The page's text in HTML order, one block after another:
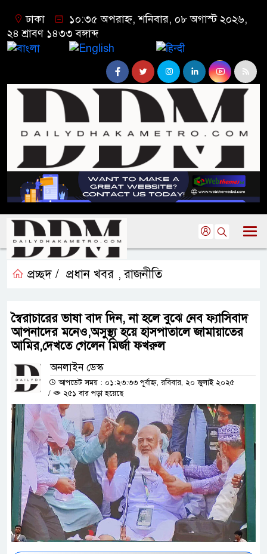
ঢাকা
১০:৩৫ অপরাহ্ন, শনিবার, ০৮ অগাস্ট ২০২৬,
২৪ শ্রাবণ ১৪৩৩ বঙ্গাব্দ
প্রচ্ছদ / প্রধান খবর ,রাজনীতি
স্বৈরাচারের ভাষা বাদ দিন, না হলে বুঝে নেব ফ্যাসিবাদ
আপনাদের মনেও,অসুস্থ্য হয়ে হাসপাতালে জামায়াতের
আমির,দেখতে গেলেন মির্জা ফখরুল
অনলাইন ডেস্ক
আপডেট সময় : ০১:২৩:৩৩ পূর্বাহ্ন, রবিবার, ২০ জুলাই ২০২৫
/
২৫১ বার পড়া হয়েছে